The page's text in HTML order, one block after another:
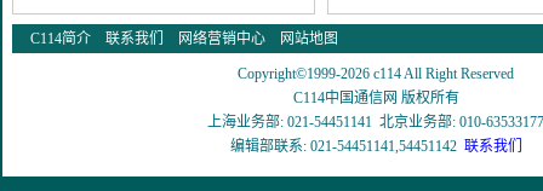
C114简介 联系我们 网络营销中心 网站地图
Copyright©1999-2026 c114 All Right Reserved
C114中国通信网 版权所有
上海业务部: 021-54451141 北京业务部: 010-63533177
编辑部联系: 021-54451141,54451142 联系我们